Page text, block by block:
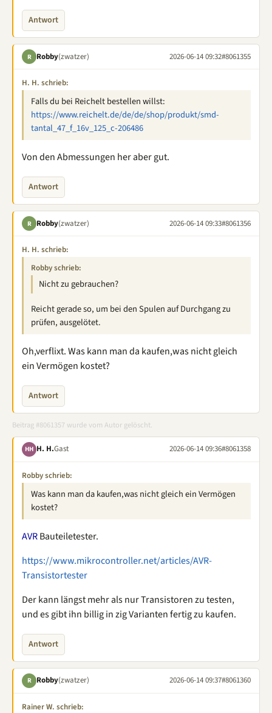
Antwort
R Robby(zwatzer) 2026-06-14 09:32#8061355
H. H. schrieb:
Falls du bei Reichelt bestellen willst:
https://www.reichelt.de/de/de/shop/produkt/smd-
tantal_47_f_16v_125_c-206486
Von den Abmessungen her aber gut.
Antwort
R Robby(zwatzer) 2026-06-14 09:33#8061356
H. H. schrieb:
Robby schrieb:
Nicht zu gebrauchen?
Reicht gerade so, um bei den Spulen auf Durchgang zu
prüfen, ausgelötet.
Oh,verflixt. Was kann man da kaufen,was nicht gleich
ein Vermögen kostet?
Antwort
Beitrag #8061357 wurde vom Autor gelöscht.
HH H. H.Gast 2026-06-14 09:36#8061358
Robby schrieb:
Was kann man da kaufen,was nicht gleich ein Vermögen
kostet?
AVRBauteiletester.
https://www.mikrocontroller.net/articles/AVR-
Transistortester
Der kann längst mehr als nur Transistoren zu testen,
und es gibt ihn billig in zig Varianten fertig zu kaufen.
Antwort
R Robby(zwatzer) 2026-06-14 09:37#8061360
Rainer W. schrieb: